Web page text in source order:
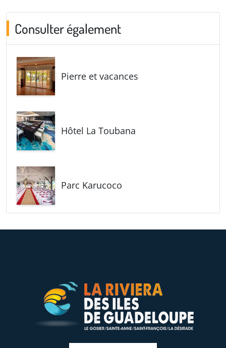
Consulter également
Pierre et vacances
Hôtel La Toubana
Parc Karucoco